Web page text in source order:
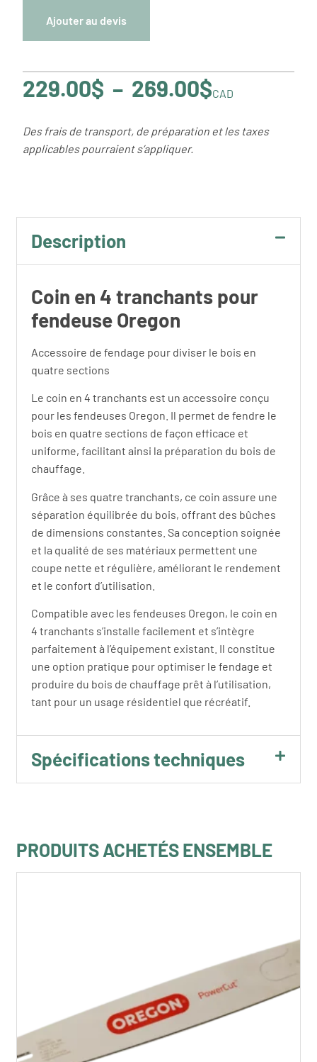
Ajouter au devis
229.00$ – 269.00$CAD
Des frais de transport, de préparation et les taxes
applicables pourraient s’appliquer.
Description
Coin en 4 tranchants pour
fendeuse Oregon
Accessoire de fendage pour diviser le bois en
quatre sections
Le coin en 4 tranchants est un accessoire conçu
pour les fendeuses Oregon. Il permet de fendre le
bois en quatre sections de façon efficace et
uniforme, facilitant ainsi la préparation du bois de
chauffage.
Grâce à ses quatre tranchants, ce coin assure une
séparation équilibrée du bois, offrant des bûches
de dimensions constantes. Sa conception soignée
et la qualité de ses matériaux permettent une
coupe nette et régulière, améliorant le rendement
et le confort d’utilisation.
Compatible avec les fendeuses Oregon, le coin en
4 tranchants s’installe facilement et s’intègre
parfaitement à l’équipement existant. Il constitue
une option pratique pour optimiser le fendage et
produire du bois de chauffage prêt à l’utilisation,
tant pour un usage résidentiel que récréatif.
Spécifications techniques
PRODUITS ACHETÉS ENSEMBLE